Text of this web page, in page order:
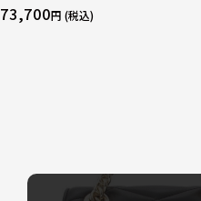
ザー トートバッグ ダークチェリー レギ
ュラー
73,700円 (税込)